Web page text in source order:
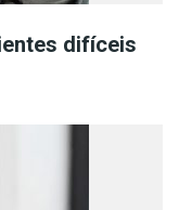
difíceis